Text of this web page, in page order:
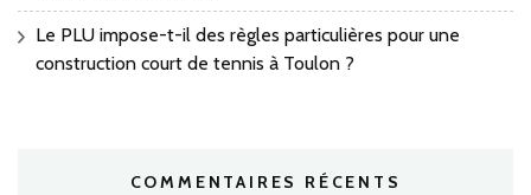
Le PLU impose-t-il des règles particulières pour une
construction court de tennis à Toulon ?
COMMENTAIRES RÉCENTS